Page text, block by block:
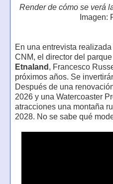
Render de cómo se verá
Imagen:
En una entrevista
CNM, el director del
Etnaland , Francesco
próximos años. Se
Después de una
2026 y una Watercoaster
atracciones una montaña
2028. No se sabe qué